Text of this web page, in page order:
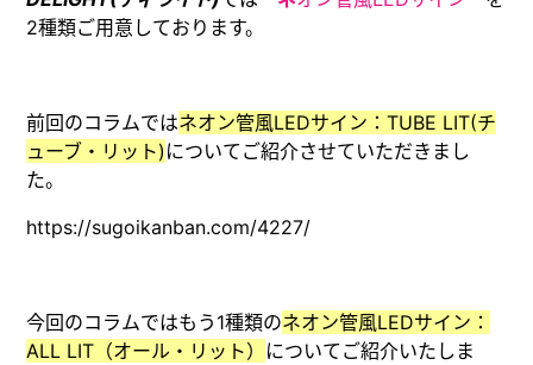
2種類ご用意しております。
前回のコラムではネオン管風LEDサイン：TUBE LIT(チ
ューブ・リット) についてご紹介させていただきまし
た。
https://sugoikanban.com/4227/
今回のコラムではもう1種類のネオン管風LEDサイン：
ALL LIT（オール・リット） についてご紹介いたしま